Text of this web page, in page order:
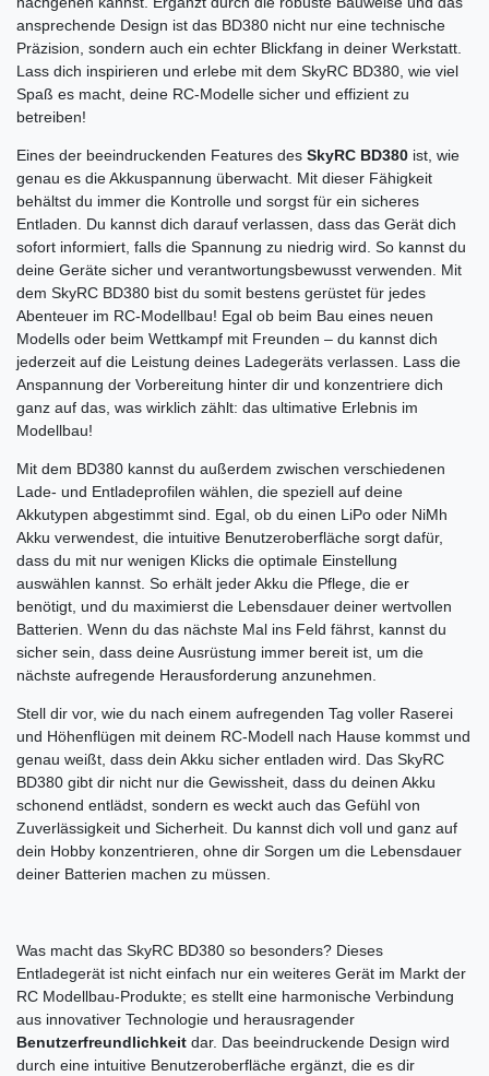
ansprechende Design ist das BD380 nicht nur eine technische
Präzision, sondern auch ein echter Blickfang in deiner Werkstatt.
Lass dich inspirieren und erlebe mit dem SkyRC BD380, wie viel
Spaß es macht, deine RC-Modelle sicher und effizient zu
betreiben!
Eines der beeindruckenden Features des SkyRC BD380 ist, wie
genau es die Akkuspannung überwacht. Mit dieser Fähigkeit
behältst du immer die Kontrolle und sorgst für ein sicheres
Entladen. Du kannst dich darauf verlassen, dass das Gerät dich
sofort informiert, falls die Spannung zu niedrig wird. So kannst du
deine Geräte sicher und verantwortungsbewusst verwenden. Mit
dem SkyRC BD380 bist du somit bestens gerüstet für jedes
Abenteuer im RC-Modellbau! Egal ob beim Bau eines neuen
Modells oder beim Wettkampf mit Freunden – du kannst dich
jederzeit auf die Leistung deines Ladegeräts verlassen. Lass die
Anspannung der Vorbereitung hinter dir und konzentriere dich
ganz auf das, was wirklich zählt: das ultimative Erlebnis im
Modellbau!
Mit dem BD380 kannst du außerdem zwischen verschiedenen
Lade- und Entladeprofilen wählen, die speziell auf deine
Akkutypen abgestimmt sind. Egal, ob du einen LiPo oder NiMh
Akku verwendest, die intuitive Benutzeroberfläche sorgt dafür,
dass du mit nur wenigen Klicks die optimale Einstellung
auswählen kannst. So erhält jeder Akku die Pflege, die er
benötigt, und du maximierst die Lebensdauer deiner wertvollen
Batterien. Wenn du das nächste Mal ins Feld fährst, kannst du
sicher sein, dass deine Ausrüstung immer bereit ist, um die
nächste aufregende Herausforderung anzunehmen.
Stell dir vor, wie du nach einem aufregenden Tag voller Raserei
und Höhenflügen mit deinem RC-Modell nach Hause kommst und
genau weißt, dass dein Akku sicher entladen wird. Das SkyRC
BD380 gibt dir nicht nur die Gewissheit, dass du deinen Akku
schonend entlädst, sondern es weckt auch das Gefühl von
Zuverlässigkeit und Sicherheit. Du kannst dich voll und ganz auf
dein Hobby konzentrieren, ohne dir Sorgen um die Lebensdauer
deiner Batterien machen zu müssen.
Was macht das SkyRC BD380 so besonders? Dieses
Entladegerät ist nicht einfach nur ein weiteres Gerät im Markt der
RC Modellbau-Produkte; es stellt eine harmonische Verbindung
aus innovativer Technologie und herausragender
Benutzerfreundlichkeit dar. Das beeindruckende Design wird
durch eine intuitive Benutzeroberfläche ergänzt, die es dir